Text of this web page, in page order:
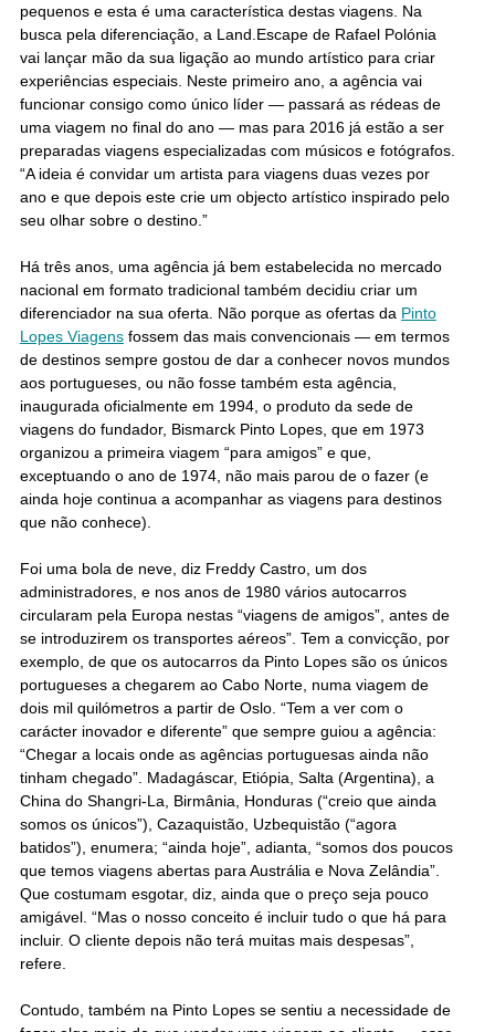
pequenos e esta é uma característica destas viagens. Na
busca pela diferenciação, a Land.Escape de Rafael Polónia
vai lançar mão da sua ligação ao mundo artístico para criar
experiências especiais. Neste primeiro ano, a agência vai
funcionar consigo como único líder — passará as rédeas de
uma viagem no final do ano — mas para 2016 já estão a ser
preparadas viagens especializadas com músicos e fotógrafos.
“A ideia é convidar um artista para viagens duas vezes por
ano e que depois este crie um objecto artístico inspirado pelo
seu olhar sobre o destino.”
Há três anos, uma agência já bem estabelecida no mercado
nacional em formato tradicional também decidiu criar um
diferenciador na sua oferta. Não porque as ofertas da Pinto
Lopes Viagensfossem das mais convencionais — em termos
de destinos sempre gostou de dar a conhecer novos mundos
aos portugueses, ou não fosse também esta agência,
inaugurada oficialmente em 1994, o produto da sede de
viagens do fundador, Bismarck Pinto Lopes, que em 1973
organizou a primeira viagem “para amigos” e que,
exceptuando o ano de 1974, não mais parou de o fazer (e
ainda hoje continua a acompanhar as viagens para destinos
que não conhece).
Foi uma bola de neve, diz Freddy Castro, um dos
administradores, e nos anos de 1980 vários autocarros
circularam pela Europa nestas “viagens de amigos”, antes de
se introduzirem os transportes aéreos”. Tem a convicção, por
exemplo, de que os autocarros da Pinto Lopes são os únicos
portugueses a chegarem ao Cabo Norte, numa viagem de
dois mil quilómetros a partir de Oslo. “Tem a ver com o
carácter inovador e diferente” que sempre guiou a agência:
“Chegar a locais onde as agências portuguesas ainda não
tinham chegado”. Madagáscar, Etiópia, Salta (Argentina), a
China do Shangri-La, Birmânia, Honduras (“creio que ainda
somos os únicos”), Cazaquistão, Uzbequistão (“agora
batidos”), enumera; “ainda hoje”, adianta, “somos dos poucos
que temos viagens abertas para Austrália e Nova Zelândia”.
Que costumam esgotar, diz, ainda que o preço seja pouco
amigável. “Mas o nosso conceito é incluir tudo o que há para
incluir. O cliente depois não terá muitas mais despesas”,
refere.
Contudo, também na Pinto Lopes se sentiu a necessidade de